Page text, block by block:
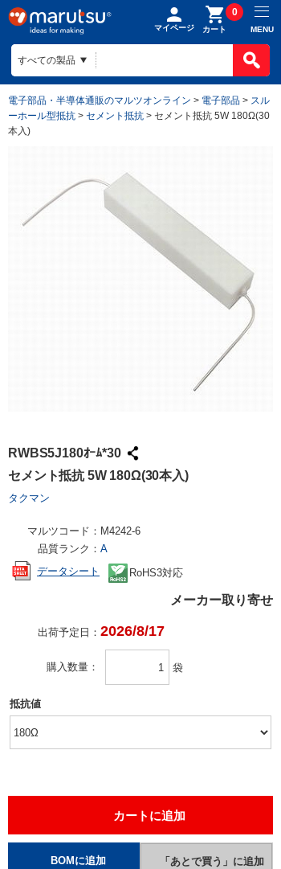
マイページ カート
0
MENU
電子部品・半導体通販のマルツオンライン > 電子部品 > スル
ーホール型抵抗 > セメント抵抗 > セメント抵抗 5W 180Ω(30
本入)
RWBS5J180ｵｰﾑ*30
セメント抵抗 5W 180Ω(30本入)
タクマン
マルツコード： M4242-6
品質ランク： A
データシート
RoHS3対応
メーカー取り寄せ
出荷予定日： 2026/8/17
購入数量 袋
抵抗値